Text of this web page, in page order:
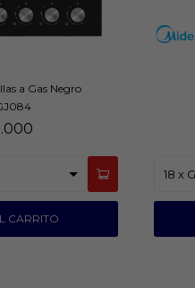
a Gas Negro